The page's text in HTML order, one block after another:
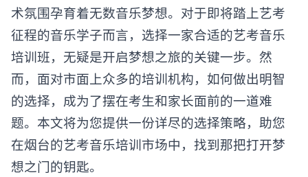
术氛围孕育着无数音乐梦想。对于即将踏上艺考
征程的音乐学子而言，选择一家合适的艺考音乐
培训班，无疑是开启梦想之旅的关键一步。然
而，面对市面上众多的培训机构，如何做出明智
的选择，成为了摆在考生和家长面前的一道难
题。本文将为您提供一份详尽的选择策略，助您
在烟台的艺考音乐培训市场中，找到那把打开梦
想之门的钥匙。